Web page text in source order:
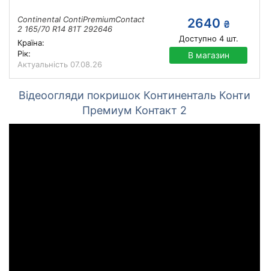
Continental ContiPremiumContact
2 165/70 R14 81T 292646
Країна:
Рік:
Актуальність 07.08.26
2640 ₴
Доступно 4шт.
В магазин
Відеоогляди покришок Континенталь Конти
Премиум Контакт 2